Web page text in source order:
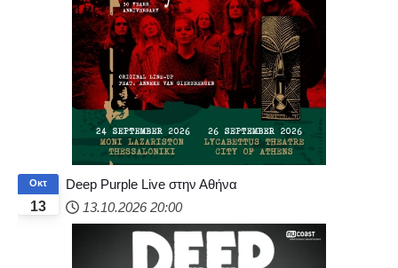
13
Οκτ
Deep Purple Live στην Αθήνα
13.10.2026 20:00